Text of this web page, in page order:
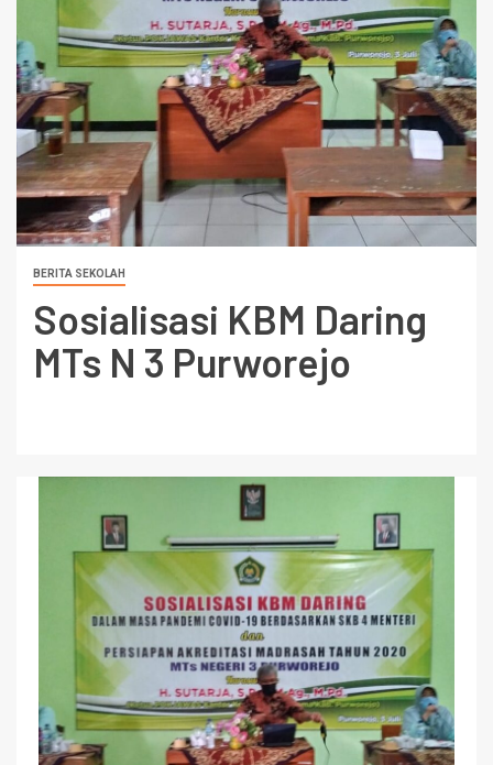
BERITA SEKOLAH
Sosialisasi KBM Daring
MTs N 3 Purworejo